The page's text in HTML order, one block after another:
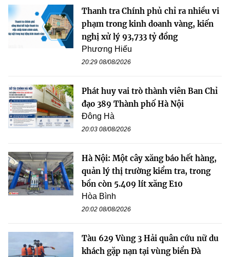
Thanh tra Chính phủ chỉ ra nhiều vi
phạm trong kinh doanh vàng, kiến
nghị xử lý 93,733 tỷ đồng
Phương Hiếu
20:29 08/08/2026
Phát huy vai trò thành viên Ban Chỉ
đạo 389 Thành phố Hà Nội
Đông Hà
20:03 08/08/2026
Hà Nội: Một cây xăng báo hết hàng,
quản lý thị trường kiểm tra, trong
bồn còn 5.409 lít xăng E10
Hòa Bình
20:02 08/08/2026
Tàu 629 Vùng 3 Hải quân cứu nữ du
khách gặp nạn tại vùng biển Đà